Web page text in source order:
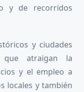
y de recorridos
y ciudades
que atraigan la
y el empleo a
locales y también